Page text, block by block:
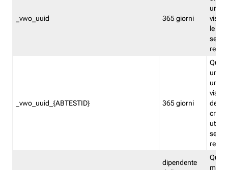
_vwo_uuid 365 giorni
le
_vwo_uuid_{ABTESTID} 365 giorni
un
del
dipendente